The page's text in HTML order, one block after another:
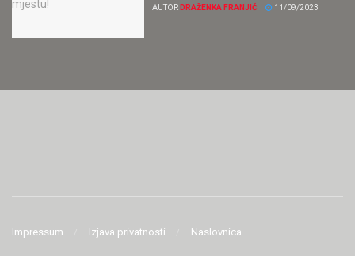
AUTOR DRAŽENKA FRANJIĆ 11/09/2023
Impressum Izjava privatnosti Naslovnica